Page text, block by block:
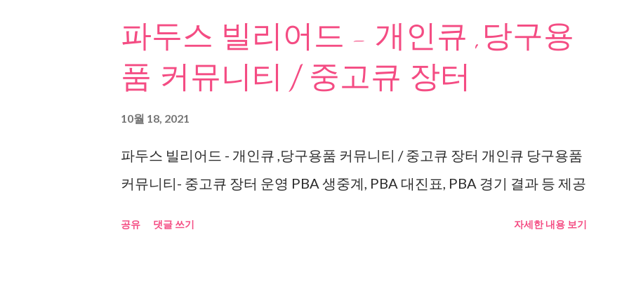
파두스 빌리어드 - 개인큐 ,당구용
품 커뮤니티 / 중고큐 장터
10월 18, 2021
파두스 빌리어드 - 개인큐 ,당구용품 커뮤니티 / 중고큐 장터 개인큐 당구용품
커뮤니티- 중고큐 장터 운영 PBA 생중계, PBA 대진표, PBA 경기 결과 등 제공
공유 댓글 쓰기 자세한 내용 보기